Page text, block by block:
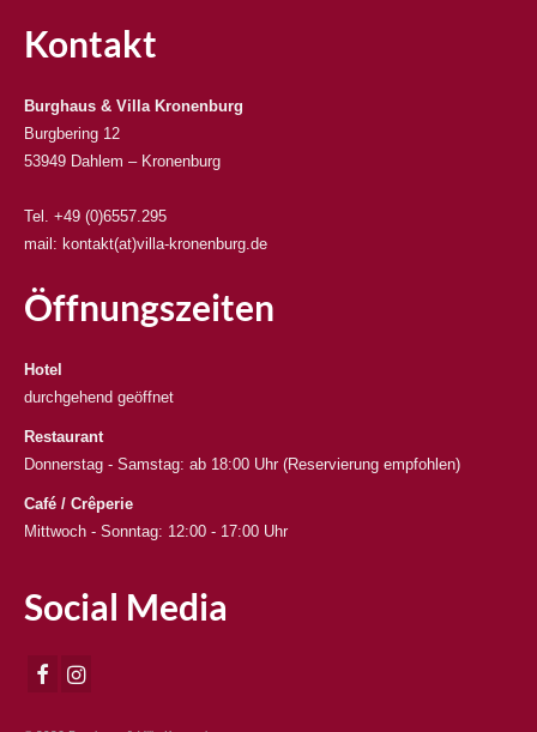
Kontakt
Burghaus & Villa Kronenburg
Burgbering 12
53949 Dahlem – Kronenburg
Tel. +49 (0)6557.295
mail: kontakt(at)villa-kronenburg.de
Öffnungszeiten
Hotel
durchgehend geöffnet
Restaurant
Donnerstag - Samstag: ab 18:00 Uhr (Reservierung empfohlen)
Café / Crêperie
Mittwoch - Sonntag: 12:00 - 17:00 Uhr
Social Media